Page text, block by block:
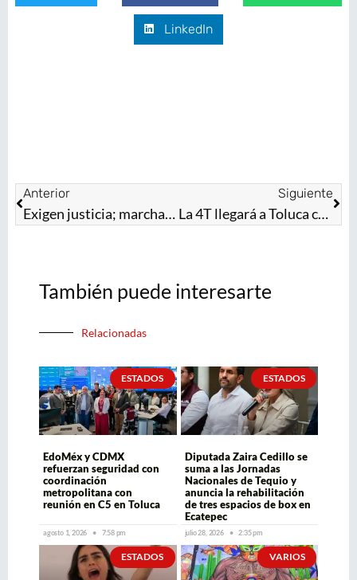
LinkedIn
Anterior
Exigen justicia; marchan en apoyo a Alexei Ruíz por intento de homicidio
Siguiente
La 4T llegará a Toluca con toda su fuerza
También puede interesarte
Relacionadas
ESTADOS
EdoMéx y CDMX
refuerzan seguridad con
coordinación
metropolitana con
reunión en C5 en Toluca
agosto 1, 2026 7:58 pm
ESTADOS
Diputada Zaira Cedillo se
suma a las Jornadas
Nacionales de Tequio y
anuncia la rehabilitación
de tres espacios de box en
Ecatepec
julio 28, 2026 2:35 pm
ESTADOS VARIOS